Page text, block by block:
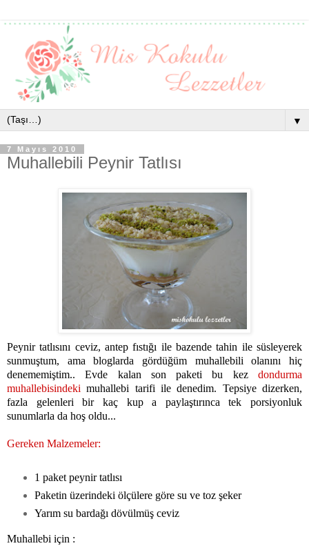
▼
7 Mayıs 2010
Muhallebili Peynir Tatlısı
Peynir tatlısını ceviz, antep fıstığı ile bazende tahin ile süsleyerek
sunmuştum, ama bloglarda gördüğüm muhallebili olanını hiç
denememiştim.. Evde kalan son paketi bu kez dondurma
muhallebisindeki muhallebi tarifi ile denedim. Tepsiye dizerken,
fazla gelenleri bir kaç kup a paylaştırınca tek porsiyonluk
sunumlarla da hoş oldu...
Gereken Malzemeler:
1 paket peynir tatlısı
Paketin üzerindeki ölçülere göre su ve toz şeker
Yarım su bardağı dövülmüş ceviz
Muhallebi için :